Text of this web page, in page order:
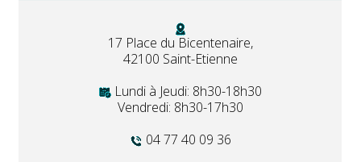
17 Place du Bicentenaire,
42100 Saint-Etienne
Lundi à Jeudi: 8h30-18h30
Vendredi: 8h30-17h30
04 77 40 09 36